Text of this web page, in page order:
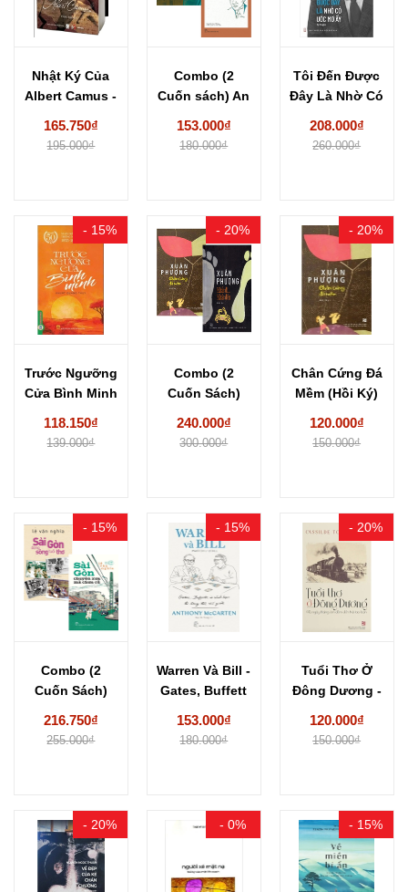
Nhật Ký Của
Albert Camus -
165.750₫
195.000₫
Combo (2
Cuốn sách) An
153.000₫
180.000₫
Tôi Đến Được
Đây Là Nhờ Có
208.000₫
260.000₫
- 15%
Trước Ngưỡng
Cửa Bình Minh
118.150₫
139.000₫
- 20%
Combo (2
Cuốn Sách)
240.000₫
300.000₫
- 20%
Chân Cứng Đá
Mềm (Hồi Ký)
120.000₫
150.000₫
- 15%
Combo (2
Cuốn Sách)
216.750₫
255.000₫
- 15%
Warren Và Bill -
Gates, Buffett
153.000₫
180.000₫
- 20%
Tuổi Thơ Ở
Đông Dương -
120.000₫
150.000₫
- 20% - 0% - 15%